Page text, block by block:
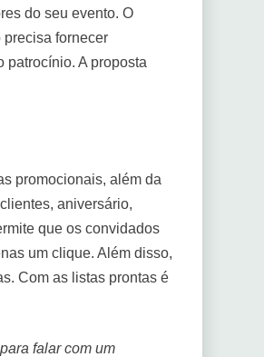
do seu evento. O
fornecer
patrocínio. A proposta
promocionais, além da
aniversário,
que os convidados
um clique. Além disso,
Com as listas prontas é
falar com um